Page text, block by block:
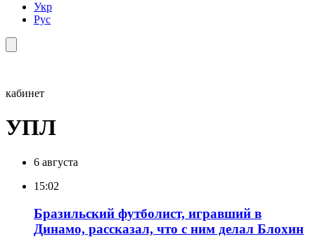
Укр
Рус
кабинет
УПЛ
6 августа
15:02
Бразильский футболист, игравший в
Динамо, рассказал, что с ним делал Блохин